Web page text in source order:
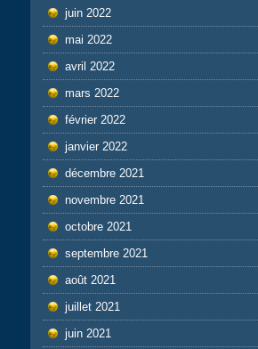
juin 2022
mai 2022
avril 2022
mars 2022
février 2022
janvier 2022
décembre 2021
novembre 2021
octobre 2021
septembre 2021
août 2021
juillet 2021
juin 2021